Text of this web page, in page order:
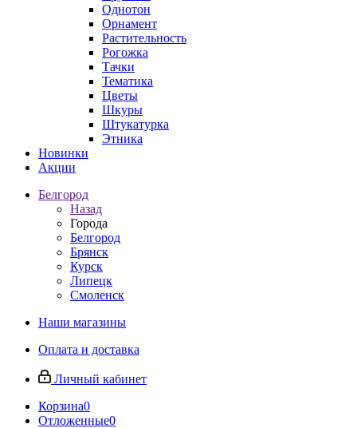
Однотон
Орнамент
Растительность
Рогожка
Тачки
Тематика
Цветы
Шкуры
Штукатурка
Этника
Новинки
Акции
Белгород
Назад
Города
Белгород
Брянск
Курск
Липецк
Смоленск
Наши магазины
Оплата и доставка
Личный кабинет
Корзина0
Отложенные0